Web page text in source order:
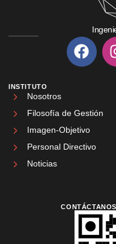
INSTITUTO
Nosotros
Filosofía de Gestión
Imagen-Objetivo
Personal Directivo
Noticias